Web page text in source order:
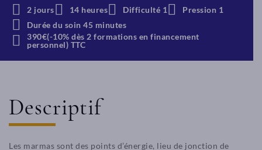
2 jours 14 heures Difficulté 1
Pression 1
Durée du soin 45 minutes
390€(-10% dès 2 formations en financement
personnel) TTC
Descriptif
Les marmas sont des points d’énergie, lieu de jonction de